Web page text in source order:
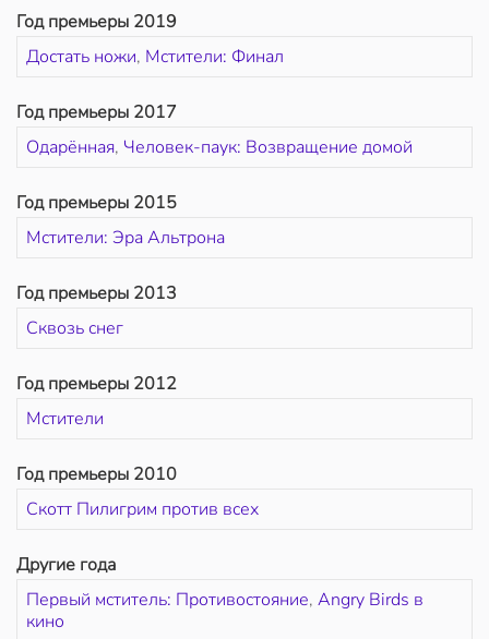
Год премьеры 2019
Достать ножи, Мстители: Финал
Год премьеры 2017
Одарённая, Человек-паук: Возвращение домой
Год премьеры 2015
Мстители: Эра Альтрона
Год премьеры 2013
Сквозь снег
Год премьеры 2012
Мстители
Год премьеры 2010
Скотт Пилигрим против всех
Другие года
Первый мститель: Противостояние, Angry Birds в
кино